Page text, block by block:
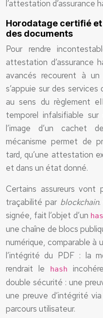
l’attestation d’assurance
Horodatage certifié
des documents
Pour rendre
attestation d’assurance
avancés recourent à un
s’appuie sur des
au sens du règlement
temporel infalsifiable
l’image d’un cachet
mécanisme permet de
tard, qu’une attestation
et dans un état donné.
Certains assureurs vont
traçabilité par blockchain
signée, fait l’objet d’un
une chaîne de blocs
numérique, comparable à
l’intégrité du PDF : la
rendrait le
hash
double sécurité : une
une preuve d’intégrité
parcours utilisateur.